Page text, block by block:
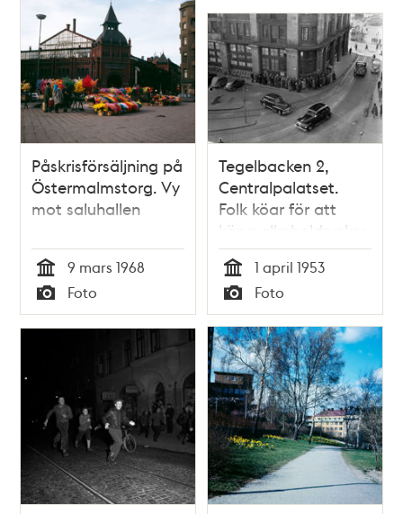
Påskrisförsäljning på
Östermalmstorg. Vy
mot saluhallen
Tid
9 mars 1968
Typ
Foto
Tegelbacken 2,
Centralpalatset.
Folk köar för att
köpa alkoholdrycker
inför påskhelgen
Tid
1 april 1953
Typ
Foto